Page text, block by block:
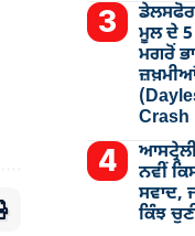
ਮੂਲ ਦੇ
ਮਗਰੋਂ
Crash
ਨਵੀਂ
ਸਵਾਦ,
ਕਿੰਝ